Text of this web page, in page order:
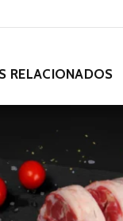
RELACIONADOS